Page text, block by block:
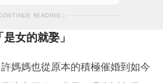
READING
女的就娶」
媽媽也從原本的積極催婚到如今